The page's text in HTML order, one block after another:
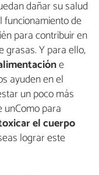
dañar su salud
de
para contribuir en
grasas. Y para ello,
e
ayuden en el
un poco más
unComo para
el cuerpo
lograr este